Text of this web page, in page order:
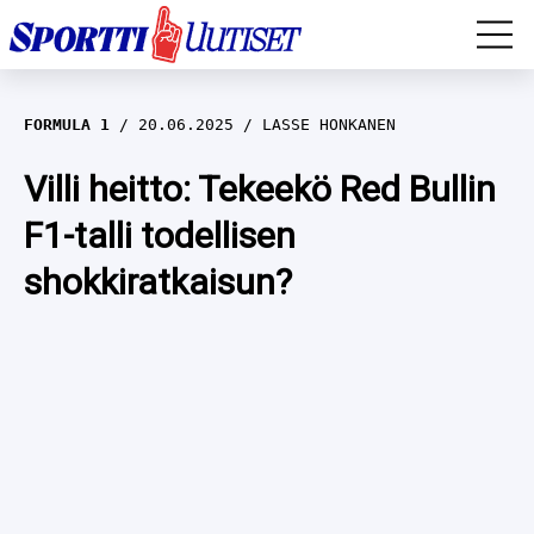
EM-YLEISURHEILU
JÄÄKIEKKO
YLEISURHEILU
WILMA HELTELÄ
TALVILAJIT
FORMULA 1 20.06.2025 LASSE HONKANEN
Villi heitto: Tekeekö Red Bullin
F1-talli todellisen
shokkiratkaisun?